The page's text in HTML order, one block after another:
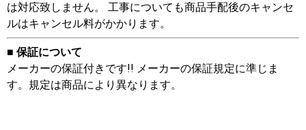
は対応致しません。 工事についても商品手配後のキャンセ
ルはキャンセル料がかかります。
■ 保証について
メーカーの保証付きです!! メーカーの保証規定に準じま
す。規定は商品により異なります。